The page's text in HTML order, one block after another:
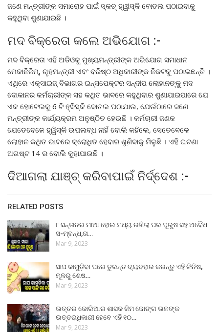
ଜଣେ ମନ୍ତ୍ରୀଙ୍କ ସମାରୋହ ପାଇଁ ସ୍କଚ୍ ହ୍ୱୀସ୍କି ବୋତଲ ପଠାଇବାକୁ
କହୁଥିବା ଶୁଣାଯାଇଛି ।
ମଦ ବିକ୍ରେତା କଲେ ଅଭିଯୋଗ :-
ମଦ ବିକ୍ରେତା ଏହି ଅଡିଓକୁ ମୁଖ୍ୟମନ୍ତ୍ରୀଙ୍କ ଅଭିଯୋଗ ସମାଧାନ
ମେକାନିଜିମ୍, ଗୃହମନ୍ତ୍ରୀ ଏବଂ ବରିଷ୍ଠ ଅଧିକାରୀଙ୍କ ନିକଟକୁ ପଠାଇଛନ୍ତି ।
ଏଥିରେ ଏକ୍ସାଇଜ୍ ବିଭାଗର ଇନ୍ସପେକ୍ଟର ସନ୍ଦୀପ ଲୋହାନଙ୍କୁ ମଦ
ଦୋକାନର କର୍ମଚାରୀଙ୍କ ସହ କଥିତ ଭାବରେ କହୁଥିବାର ଶୁଣାଯାଇପାରେ ଯେ
ଏକ ହୋଟେଲକୁ 6 ଟି ହ୍ଵିସ୍କି ବୋତଲ ପଠାଯାଉ, ଯେଉଁଠାରେ ଜଣେ
ମନ୍ତ୍ରୀଙ୍କ କାର୍ଯ୍ୟକ୍ରମ ଅନୁଷ୍ଠିତ ହେଉଛି । କର୍ମଚାରୀ ଜଣକ
ଯେତେବେଳେ ହ୍ୱିସ୍କି ଉପଲବ୍ଧ ନାହିଁ ବୋଲି କହିଲେ, ସେତେବେଳେ
ଲୋହାନ କଥିତ ଭାବରେ କ୍ରୋଧିତ ହେବାର ଶୁଣିବାକୁ ମିଳୁଛି । ଏହି ଘଟଣା
ଅଗଷ୍ଟ 14 ର ବୋଲି କୁହାଯାଉଛି ।
ଦିଆଗଲା ଯାଞ୍ଚ୍ କରିବାପାଇଁ ନିର୍ଦ୍ଦେଶ :-
RELATED POSTS
୮ ସନ୍ତାନର ମାଆ ହୋଇ ମଧ୍ୟ ରଖିଲା ପର ପୁରୁଷ ସହ ଅବୈଧ
ସ-ମ୍ବନ୍ଧ,ତା…
Mar 9, 2023
ସାପ କାମୁଡ଼ିବା ପରେ ତୁରନ୍ତ ବ୍ୟବହାର କରନ୍ତୁ ଏହି ଜିନିଷ,
ମୂଳରୁ ଶେଷ…
Mar 9, 2023
ଉତ୍ତର କୋରିଆର ଶାସକ କିମ ଜୋଙ୍ଗ ଉନଙ୍କ
ଉତ୍ତରାଧିକାରୀ ହେବେ ଏହି ୧୦…
Mar 9, 2023